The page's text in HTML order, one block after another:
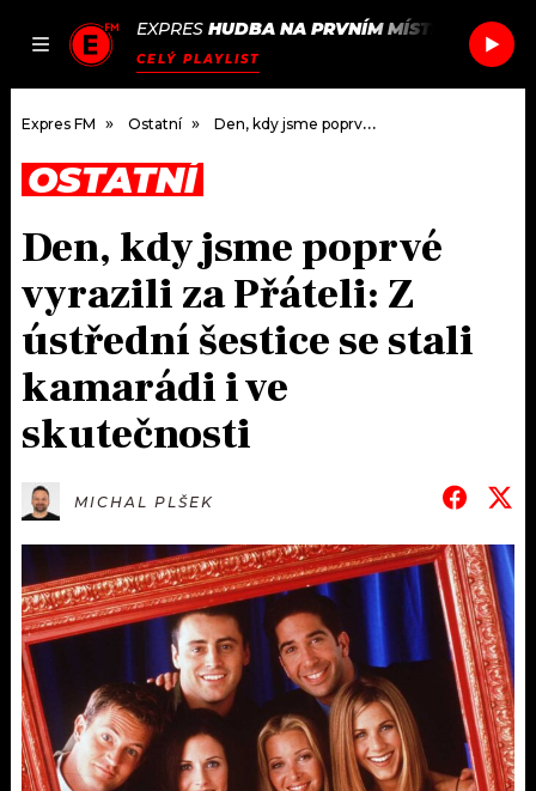
JAK
SEZNAM.CZ
EXPRES HUDBA NA PRVNÍM MÍSTĚ KLARA.
CELÝ PLAYLIST
DOMŮ
ČLÁNKY
AKTUÁLNĚ
HUDBA
ROZHOVORY
#NEBUDUDOMA
KALENDÁŘ
KVÍZY
TRENDY
KULTURA
PODCASTY
JAK NALADIT
RÁDIO
APLIKACE
PLAYLIST
SOUTĚŽE
Expres FM Ostatní Den, kdy jsme poprvé vyrazili za Přáteli: Z ústřední šestice se stali kamarádi i ve skutečnosti
OSTATNÍ
Den, kdy jsme poprvé
vyrazili za Přáteli: Z
ústřední šestice se stali
kamarádi i ve
skutečnosti
MICHAL PLŠEK